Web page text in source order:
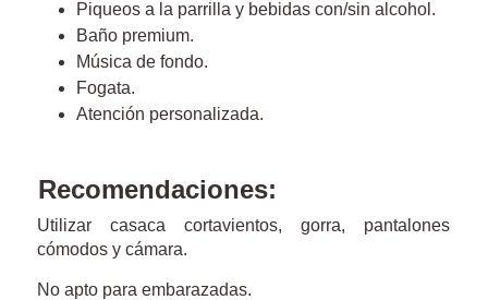
Piqueos a la parrilla y bebidas con/sin alcohol.
Baño premium.
Música de fondo.
Fogata.
Atención personalizada.
Recomendaciones:
Utilizar casaca cortavientos, gorra, pantalones
cómodos y cámara.
No apto para embarazadas.